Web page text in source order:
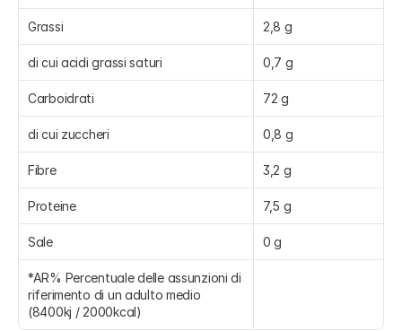
Grassi 2,8 g
di cui acidi grassi saturi 0,7 g
Carboidrati 72 g
di cui zuccheri 0,8 g
Fibre 3,2 g
Proteine 7,5 g
Sale 0 g
*AR% Percentuale delle assunzioni di
riferimento di un adulto medio
(8400kj / 2000kcal)